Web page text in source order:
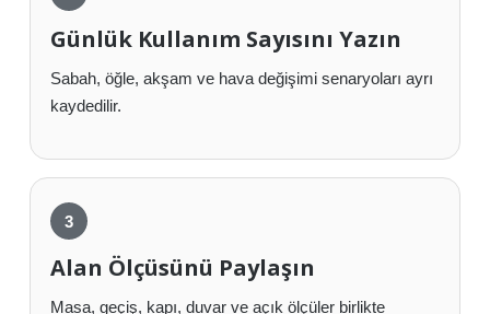
Günlük Kullanım Sayısını Yazın
Sabah, öğle, akşam ve hava değişimi senaryoları ayrı
kaydedilir.
Alan Ölçüsünü Paylaşın
Masa, geçiş, kapı, duvar ve açık ölçüler birlikte